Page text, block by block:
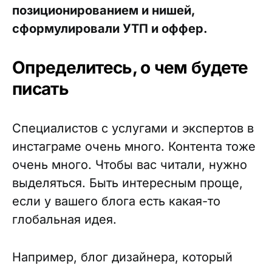
позиционированием и нишей,
сформулировали УТП и оффер.
Определитесь, о чем будете
писать
Специалистов с услугами и экспертов в
инстаграме очень много. Контента тоже
очень много. Чтобы вас читали, нужно
выделяться. Быть интересным проще,
если у вашего блога есть какая-то
глобальная идея.
Например, блог дизайнера, который